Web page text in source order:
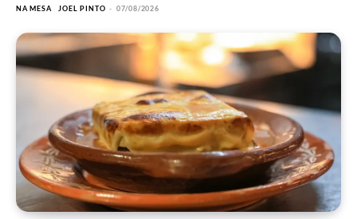
NA MESA JOEL PINTO - 07/08/2026